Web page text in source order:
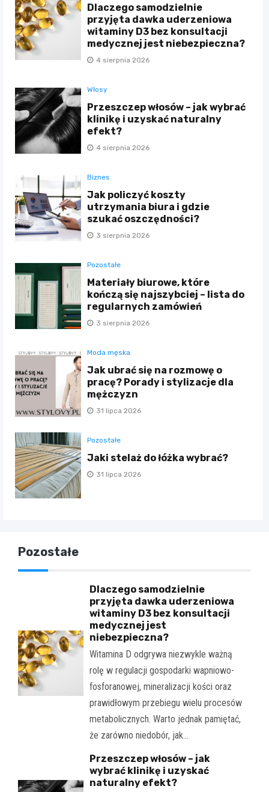
Dlaczego samodzielnie
przyjęta dawka uderzeniowa
witaminy D3 bez konsultacji
medycznej jest niebezpieczna?
4 sierpnia 2026
Włosy
Przeszczep włosów – jak wybrać
klinikę i uzyskać naturalny
efekt?
4 sierpnia 2026
Biznes
Jak policzyć koszty
utrzymania biura i gdzie
szukać oszczędności?
3 sierpnia 2026
Pozostałe
Materiały biurowe, które
kończą się najszybciej – lista do
regularnych zamówień
3 sierpnia 2026
Moda męska
Jak ubrać się na rozmowę o
pracę? Porady i stylizacje dla
mężczyzn
31 lipca 2026
Pozostałe
Jaki stelaż do łóżka wybrać?
31 lipca 2026
Pozostałe
Dlaczego samodzielnie
przyjęta dawka uderzeniowa
witaminy D3 bez konsultacji
medycznej jest
niebezpieczna?
Witamina D odgrywa niezwykle ważną
rolę w regulacji gospodarki wapniowo-
fosforanowej, mineralizacji kości oraz
prawidłowym przebiegu wielu procesów
metabolicznych. Warto jednak pamiętać,
że zarówno niedobór, jak…
Przeszczep włosów – jak
wybrać klinikę i uzyskać
naturalny efekt?